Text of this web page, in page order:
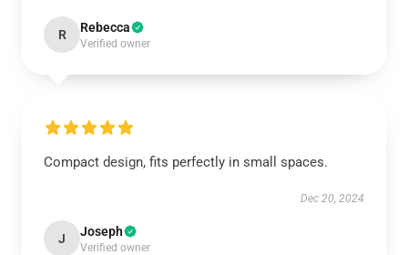
R Rebecca
Verified owner
Compact design, fits perfectly in small spaces.
Dec 20, 2024
J Joseph
Verified owner